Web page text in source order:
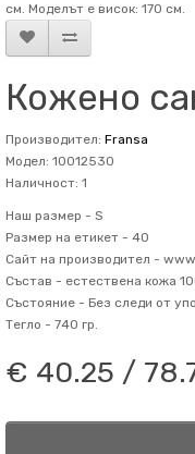
см. Mоделът е висок: 170 см.
Кожено
Производител: Fransa
Модел: 10012530
Наличност: 1
Наш размер - S
Размер на етикет - 40
Сайт на производител -
Състав - естествена кожа
Състояние - Без следи от
Тегло - 740 гр.
€ 40.25 /